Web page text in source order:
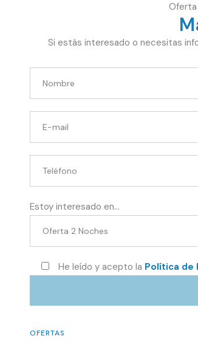
Oferta
Si estás interesado o necesitas
Estoy interesado en...
He leído y acepto la Política de
OFERTAS